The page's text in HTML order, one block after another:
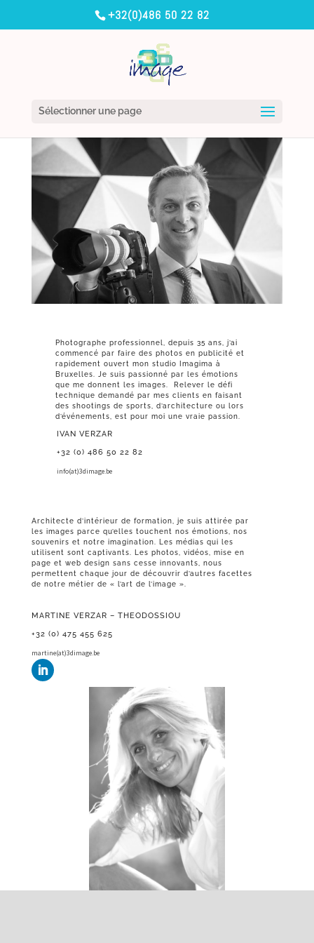
+32(0)486 50 22 82
Sélectionner une page
Photographe professionnel, depuis 35 ans, j’ai
commencé par faire des photos en publicité et
rapidement ouvert mon studio Imagima à
Bruxelles. Je suis passionné par les émotions
que me donnent les images. Relever le défi
technique demandé par mes clients en faisant
des shootings de sports, d’architecture ou lors
d’événements, est pour moi une vraie passion.
IVAN VERZAR
+32 (0) 486 50 22 82
info(at)3dimage.be
Architecte d’intérieur de formation, je suis attirée par
les images parce qu’elles touchent nos émotions, nos
souvenirs et notre imagination. Les médias qui les
utilisent sont captivants. Les photos, vidéos, mise en
page et web design sans cesse innovants, nous
permettent chaque jour de découvrir d’autres facettes
de notre métier de « l’art de l’image ».
MARTINE VERZAR – THEODOSSIOU
+32 (0) 475 455 625
martine(at)3dimage.be